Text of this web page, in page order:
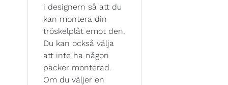
i designern så att du
kan montera din
tröskelplåt emot den.
Du kan också välja
att inte ha någon
packer monterad.
Om du väljer en